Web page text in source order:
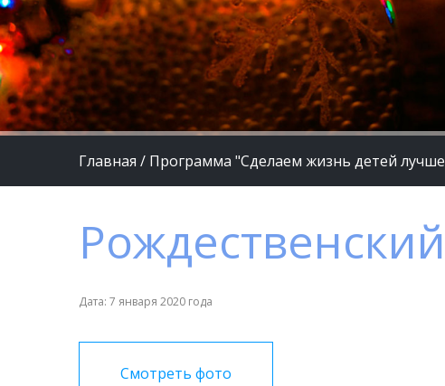
Главная / Программа "Сделаем жизнь детей
Дата: 7 января 2020 года
Смотреть фото